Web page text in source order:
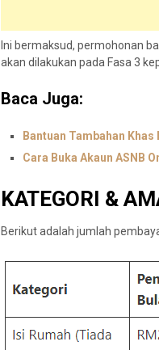
Ini bermaksud, permohonan
akan dilakukan pada Fasa 3
Baca Juga:
Bantuan Tambahan
Cara Buka Akaun ASNB
KATEGORI &
Berikut adalah jumlah